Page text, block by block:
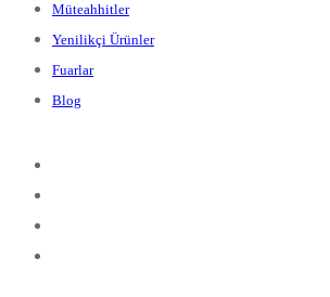
Müteahhitler
Yenilikçi Ürünler
Fuarlar
Blog